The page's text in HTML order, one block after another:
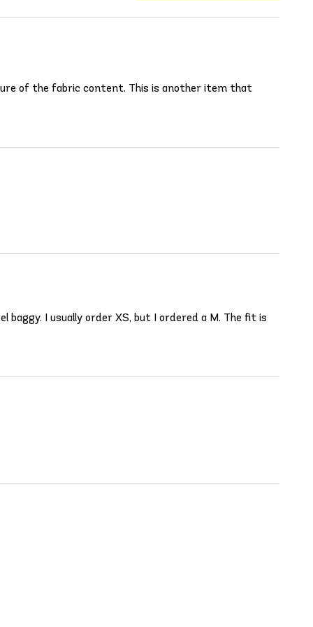
of the fabric content. This is another item that
I usually order XS, but I ordered a M. The fit is